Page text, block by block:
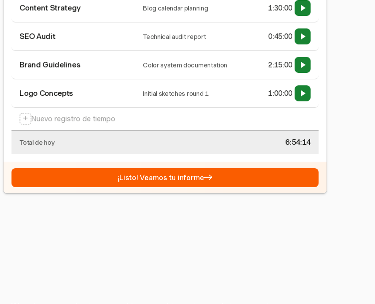
Content Strategy Blog calendar planning 1:30:00
SEO Audit Technical audit report 0:45:00
Brand Guidelines Color system documentation 2:15:00
Logo Concepts Initial sketches round 1 1:00:00
+ Nuevo registro de tiempo
Total de hoy 6:54:15
¡Listo! Veamos tu informe→